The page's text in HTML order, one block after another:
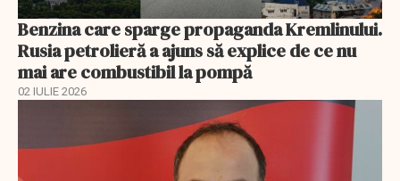
Benzina care sparge propaganda Kremlinului.
Rusia petrolieră a ajuns să explice de ce nu
mai are combustibil la pompă
02 IULIE 2026